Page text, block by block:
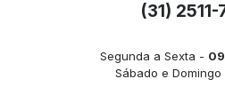
(31)
Segunda a Sexta -
Sábado e Domingo